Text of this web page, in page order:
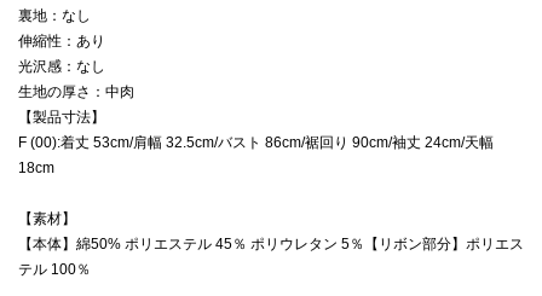
裏地：なし
伸縮性：あり
光沢感：なし
生地の厚さ：中肉
【製品寸法】
F (00):着丈 53cm/肩幅 32.5cm/バスト 86cm/裾回り 90cm/袖丈 24cm/天幅
18cm
【素材】
【本体】綿50% ポリエステル 45％ ポリウレタン 5％【リボン部分】ポリエス
テル 100％